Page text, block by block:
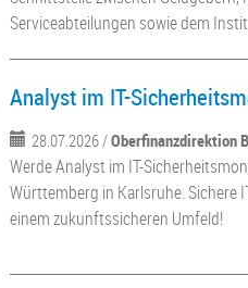
Serviceabteilungen sowie dem
Analyst im IT-
28.07.2026 /Oberfinanzdirektion
Werde Analyst im IT-
Württemberg in Karlsruhe. Sichere
einem zukunftssicheren Umfeld!